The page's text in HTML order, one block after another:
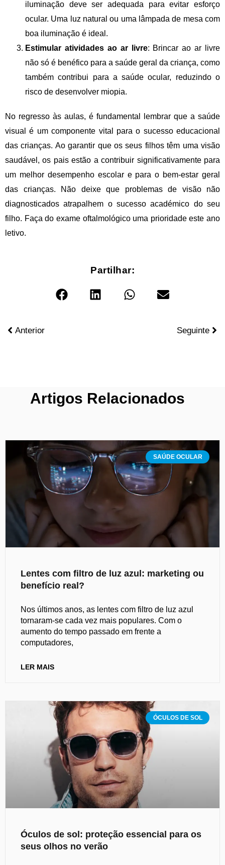
iluminação deve ser adequada para evitar esforço
ocular. Uma luz natural ou uma lâmpada de mesa com
boa iluminação é ideal.
Estimular atividades ao ar livre: Brincar ao ar livre
não só é benéfico para a saúde geral da criança, como
também contribui para a saúde ocular, reduzindo o
risco de desenvolver miopia.
No regresso às aulas, é fundamental lembrar que a saúde
visual é um componente vital para o sucesso educacional
das crianças. Ao garantir que os seus filhos têm uma visão
saudável, os pais estão a contribuir significativamente para
um melhor desempenho escolar e para o bem-estar geral
das crianças. Não deixe que problemas de visão não
diagnosticados atrapalhem o sucesso académico do seu
filho. Faça do exame oftalmológico uma prioridade este ano
letivo.
Partilhar:
Anterior Seguinte
Artigos Relacionados
SAÚDE OCULAR
Lentes com filtro de luz azul: marketing ou
benefício real?
Nos últimos anos, as lentes com filtro de luz azul
tornaram-se cada vez mais populares. Com o
aumento do tempo passado em frente a
computadores,
LER MAIS
ÓCULOS DE SOL
Óculos de sol: proteção essencial para os
seus olhos no verão